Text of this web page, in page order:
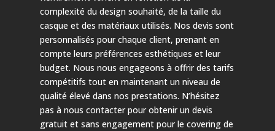
complexité du design souhaité, de la taille du
casque et des matériaux utilisés. Nos devis sont
personnalisés pour chaque client, prenant en
compte leurs préférences esthétiques et leur
budget. Nous nous engageons à offrir des tarifs
compétitifs tout en maintenant un niveau de
qualité élevé dans nos prestations. N’hésitez
pas à nous contacter pour obtenir un devis
gratuit et sans engagement pour le covering de